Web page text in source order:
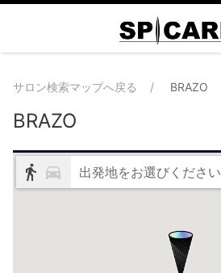
サロン検索マップへ戻る BRAZO
BRAZO
出発地をお選びください